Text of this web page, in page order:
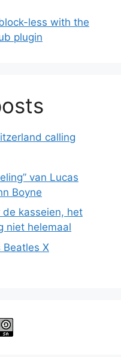
less with the
plugin
calling
van Lucas
Boyne
de kasseien, het
niet helemaal
Beatles X